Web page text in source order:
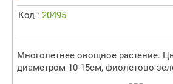
Код : 20495
Многолетнее овощное растение.
диаметром 10-15см, фиолетово-